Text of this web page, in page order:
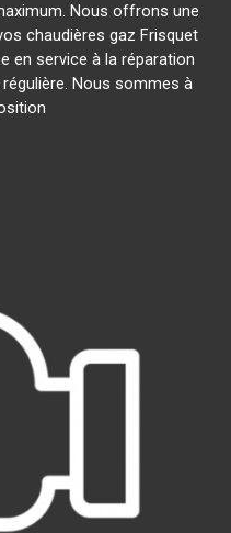
Nous offrons une
chaudières gaz Frisquet
en service à la réparation
Nous sommes à